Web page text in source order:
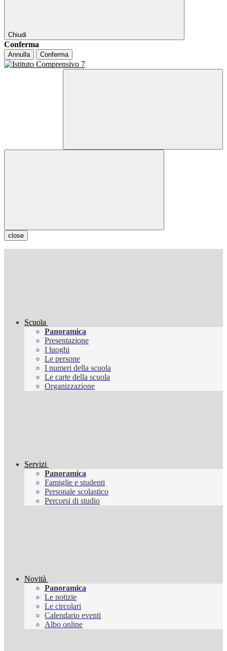
Chiudi
Conferma
Annulla Conferma
close
Scuola
Panoramica
Presentazione
I luoghi
Le persone
I numeri della scuola
Le carte della scuola
Organizzazione
Servizi
Panoramica
Famiglie e studenti
Personale scolastico
Percorsi di studio
Novità
Panoramica
Le notizie
Le circolari
Calendario eventi
Albo online